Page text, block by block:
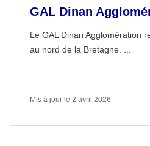
GAL Dinan
Le GAL Dinan Agglomération
au nord de la Bretagne. ...
Mis à jour le 2 avril 2026